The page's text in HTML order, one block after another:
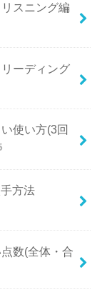
スニング編
ーディング
使い方(3回
方法
数(全体・合